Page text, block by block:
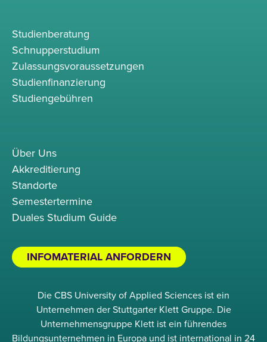
Studienberatung
Schnupperstudium
Zulassungsvoraussetzungen
Studienfinanzierung
Studiengebühren
Über Uns
Akkreditierung
Standorte
Semestertermine
Duales Studium Guide
INFOMATERIAL ANFORDERN
Die CBS University of Applied Sciences ist ein
Unternehmen der Stuttgarter Klett Gruppe. Die
Unternehmensgruppe Klett ist ein führendes
Bildungsunternehmen in Europa und ist international in 24